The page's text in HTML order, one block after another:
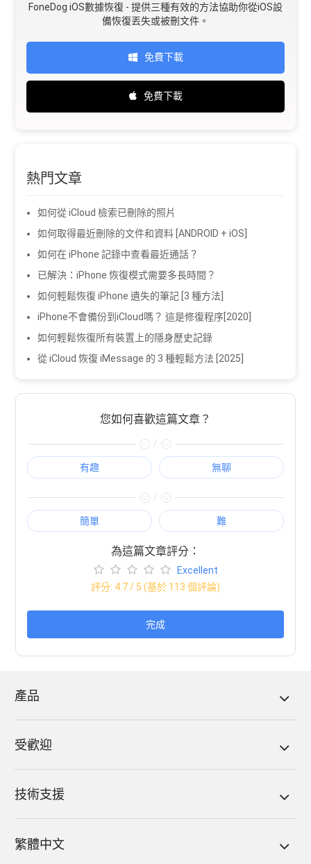
FoneDog iOS數據恢復 - 提供三種有效的方法協助你從iOS設
備恢復丟失或被刪文件。
免費下載
免費下載
熱門文章
如何從 iCloud 檢索已刪除的照片
如何取得最近刪除的文件和資料 [ANDROID + iOS]
如何在 iPhone 記錄中查看最近通話？
已解決：iPhone 恢復模式需要多長時間？
如何輕鬆恢復 iPhone 遺失的筆記 [3 種方法]
iPhone不會備份到iCloud嗎？ 這是修復程序[2020]
如何輕鬆恢復所有裝置上的隱身歷史記錄
從 iCloud 恢復 iMessage 的 3 種輕鬆方法 [2025]
您如何喜歡這篇文章？
/
有趣 無聊
/
簡單 難
為這篇文章評分：
Excellent
評分: 4.7/ 5 (基於 113 個評論)
完成
產品
受歡迎
技術支援
繁體中文